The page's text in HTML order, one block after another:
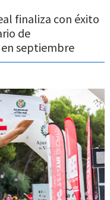
finaliza con éxito
de
septiembre